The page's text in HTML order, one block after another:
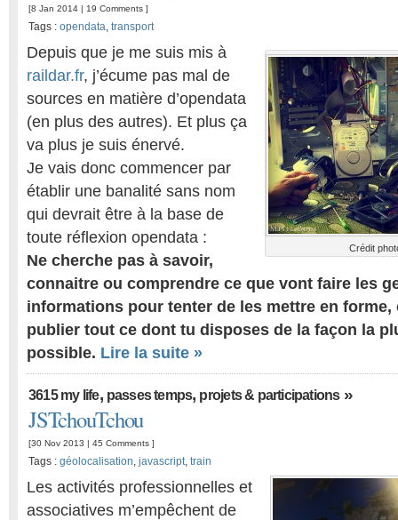
[8 Jan 2014 | 19 Comments ]
Tags : opendata, transport
Crédit
Depuis que je me suis mis à
raildar.fr, j’écume pas mal de
sources en matière d’opendata
(en plus des autres). Et plus ça
va plus je suis énervé.
Je vais donc commencer par
établir une banalité sans nom
qui devrait être à la base de
toute réflexion opendata :
Ne cherche pas à savoir,
connaitre ou comprendre ce que vont faire les
informations pour tenter de les mettre en forme,
publier tout ce dont tu disposes de la façon la
possible. Lire la suite »
3615 my life, passes temps, projets & participations»
JSTchouTchou
[30 Nov 2013 | 45 Comments ]
Tags : géolocalisation, javascript, train
Les activités professionnelles et
associatives m’empêchent de